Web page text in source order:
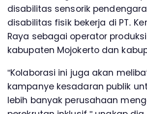
disabilitas sensorik
disabilitas fisik bekerja di PT.
Raya sebagai operator
kabupaten Mojokerto dan
"Kolaborasi ini juga akan
kampanye kesadaran publik
lebih banyak perusahaan